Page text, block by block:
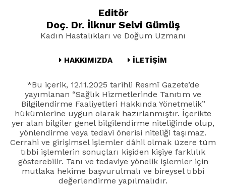
Editör
Doç. Dr. İlknur Selvi Gümüş
Kadın Hastalıkları ve Doğum Uzmanı
HAKKIMIZDA İLETİŞİM
*Bu içerik, 12.11.2025 tarihli Resmî Gazete’de
yayımlanan “Sağlık Hizmetlerinde Tanıtım ve
Bilgilendirme Faaliyetleri Hakkında Yönetmelik”
hükümlerine uygun olarak hazırlanmıştır. İçerikte
yer alan bilgiler genel bilgilendirme niteliğinde olup,
yönlendirme veya tedavi önerisi niteliği taşımaz.
Cerrahi ve girişimsel işlemler dâhil olmak üzere tüm
tıbbi işlemlerin sonuçları kişiden kişiye farklılık
gösterebilir. Tanı ve tedaviye yönelik işlemler için
mutlaka hekime başvurulmalı ve bireysel tıbbi
değerlendirme yapılmalıdır.